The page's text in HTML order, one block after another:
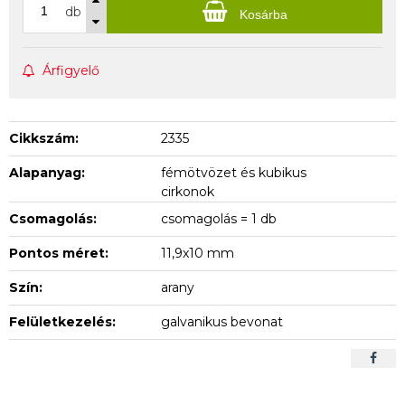
db Kosárba
Árfigyelő
Cikkszám: 2335
Alapanyag:
fémötvözet és kubikus
cirkonok
Csomagolás:
csomagolás = 1 db
Pontos méret: 11,9x10 mm
Szín: arany
Felületkezelés: galvanikus bevonat